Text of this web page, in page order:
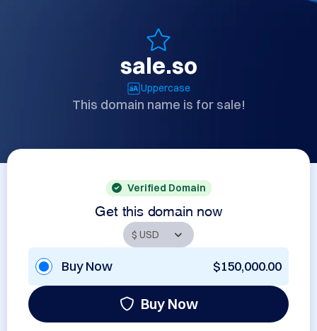
sale.so
Uppercase
This domain name is for sale!
Verified Domain
Get this domain now
Buy Now $150,000.00
Buy Now